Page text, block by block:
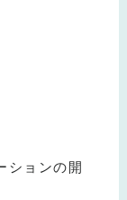
ションの開